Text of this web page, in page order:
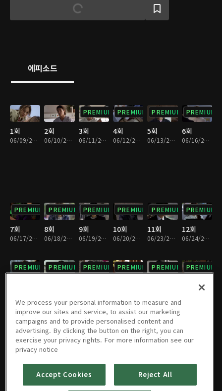
에피소드
1회
06/09/2025 • 31분
2회
06/10/2025 • 31분
PREMIUM
3회
06/11/2025 • 29분
PREMIUM
4회
06/12/2025 • 29분
PREMIUM
5회
06/13/2025 • 29분
PREMIUM
6회
06/16/2025 • 29분
PREMIUM
7회
06/17/2025 • 29분
PREMIUM
8회
06/18/2025 • 29분
PREMIUM
9회
06/19/2025 • 29분
PREMIUM
10회
06/20/2025 • 29분
PREMIUM
11회
06/23/2025 • 29분
PREMIUM
12회
06/24/2025 • 28분
PREMIUM PREMIUM PREMIUM PREMIUM PREMIUM PREMIUM
PREMIUM
19회
07/03/2025 • 29분
PREMIUM
20회
PREMIUM
21회
PREMIUM
22회
PREMIUM
23회 24회
PREMIUM PREMIUM
We process your personal information to measure and
improve our sites and service, to assist our marketing
campaigns and to provide personalised content and
advertising. By clicking the button on the right, you can
exercise your privacy rights. For more information see our
privacy notice
Accept Cookies Reject All